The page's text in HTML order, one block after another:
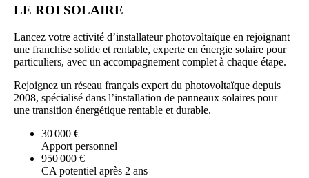
LE ROI SOLAIRE
Lancez votre activité d’installateur photovoltaïque en rejoignant
une franchise solide et rentable, experte en énergie solaire pour
particuliers, avec un accompagnement complet à chaque étape.
Rejoignez un réseau français expert du photovoltaïque depuis
2008, spécialisé dans l’installation de panneaux solaires pour
une transition énergétique rentable et durable.
30 000 €
Apport personnel
950 000 €
CA potentiel après 2 ans